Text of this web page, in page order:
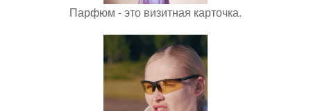
Парфюм - это визитная карточка.